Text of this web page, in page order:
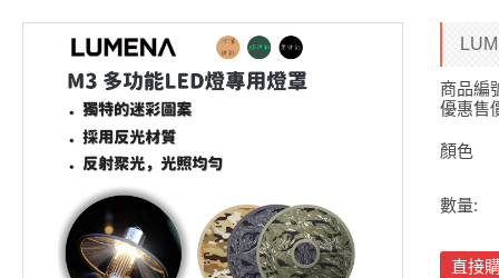
商品編
優惠售
顏色
數量:
直接